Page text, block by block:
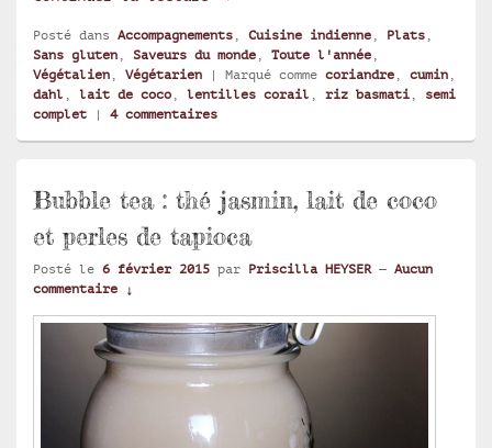
Posté dans Accompagnements , Cuisine indienne , Plats ,
Sans gluten , Saveurs du monde , Toute l'année ,
Végétalien , Végétarien | Marqué comme coriandre , cumin ,
dahl , lait de coco , lentilles corail , riz basmati , semi
complet
| 4commentaires
Bubble tea : thé jasmin, lait de coco
et perles de tapioca
Posté le 6 février 2015 par Priscilla HEYSER — Aucun
commentaire ↓